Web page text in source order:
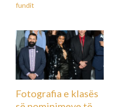
fundit
Fotografia e klasës